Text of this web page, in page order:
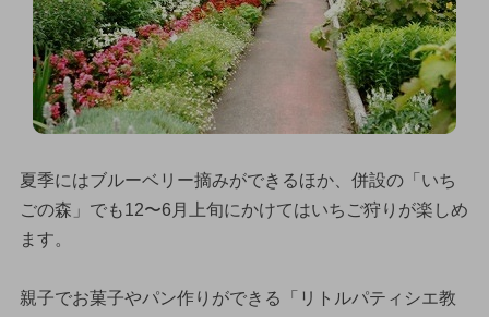
夏季にはブルーベリー摘みができるほか、併設の「いち
ごの森」でも12〜6月上旬にかけてはいちご狩りが楽しめ
ます。
親子でお菓子やパン作りができる「リトルパティシエ教